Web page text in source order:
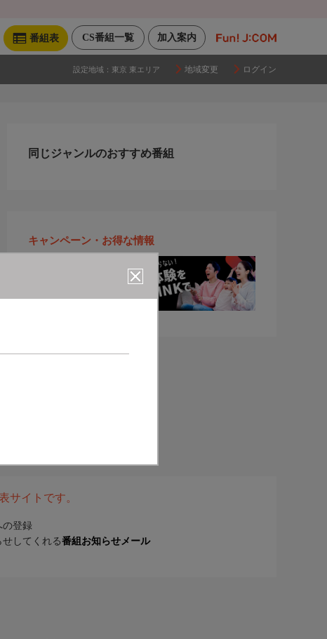
加入案内
CS番組一覧
番組表
設定地域： 東京 東エリア 地域変更 ログイン
同じジャンルのおすすめ番組
キャンペーン・お得な情報
サイトです。
の登録
してくれる番組お知らせメール